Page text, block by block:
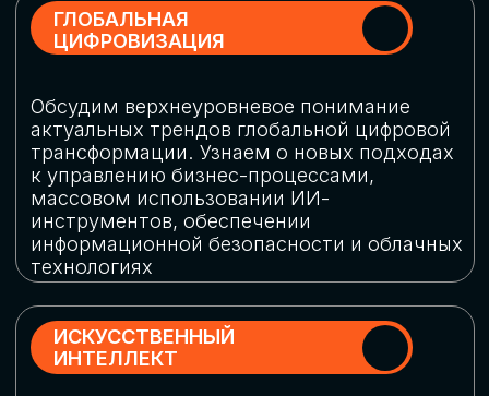
Выясним, как в наши дни уверенно
защищать свой бизнес от киберугроз
наибольшую эффективность
РОБОТИЗАЦИЯ
Узнаем, в каких отраслях ИИ
«материализуется», какие роботы
решают сложные бизнес-задачи, а где
только обсуждают концепции
роботизации и потенциальные бюджеты
на тестирование образцов